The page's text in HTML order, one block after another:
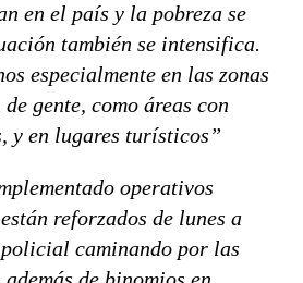
en el país y la pobreza se
también se intensifica.
especialmente en las zonas
gente, como áreas con
y en lugares turísticos”
operativos
reforzados de lunes a
caminando por las
de binomios en